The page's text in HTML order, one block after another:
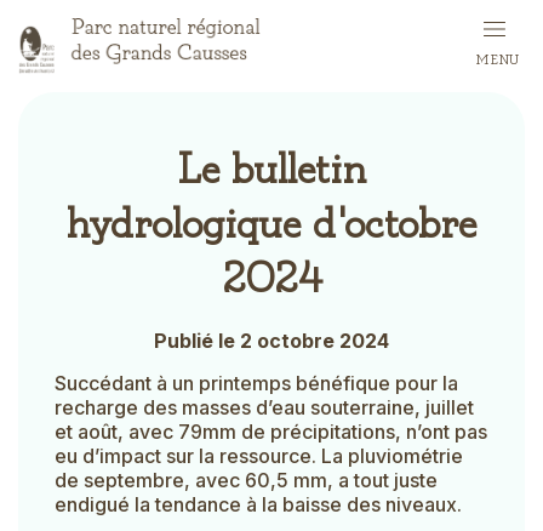
au
contenu
MENU
Le bulletin
hydrologique d'octobre
2024
Publié le 2 octobre 2024
Succédant à un printemps bénéfique pour la
recharge des masses d’eau souterraine, juillet
et août, avec 79mm de précipitations, n’ont pas
eu d’impact sur la ressource. La pluviométrie
de septembre, avec 60,5 mm, a tout juste
endigué la tendance à la baisse des niveaux.